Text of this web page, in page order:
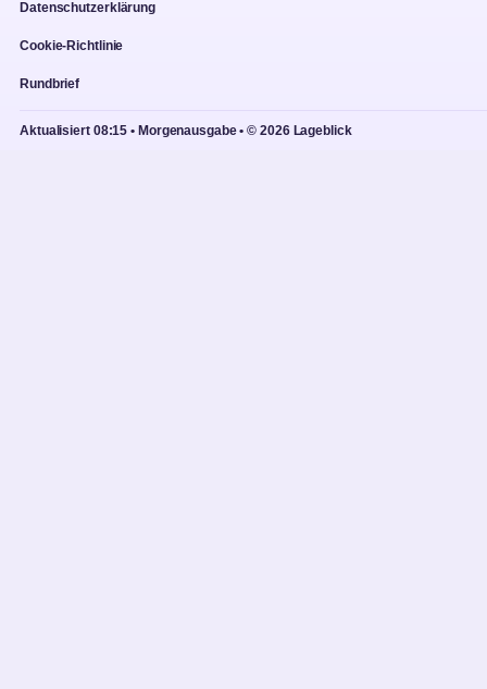
Datenschutzerklärung
Cookie-Richtlinie
Rundbrief
Aktualisiert 08:15 • Morgenausgabe • © 2026 Lageblick